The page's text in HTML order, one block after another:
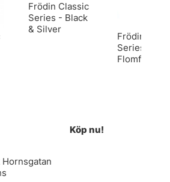
Frödin Classic
Series - Black
& Silver
Frödin
Series -
Flomflugan
Köp nu!
Hornsgatan